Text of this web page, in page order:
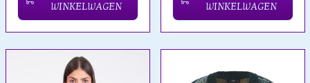
WINKELWAGEN
WINKELWAGEN